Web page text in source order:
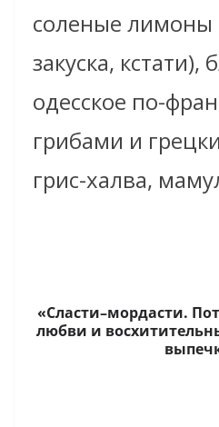
соленые лимоны
закуска,
одесское по-
грибами и
грис-халва,
«Сласти–мордасти.
любви и